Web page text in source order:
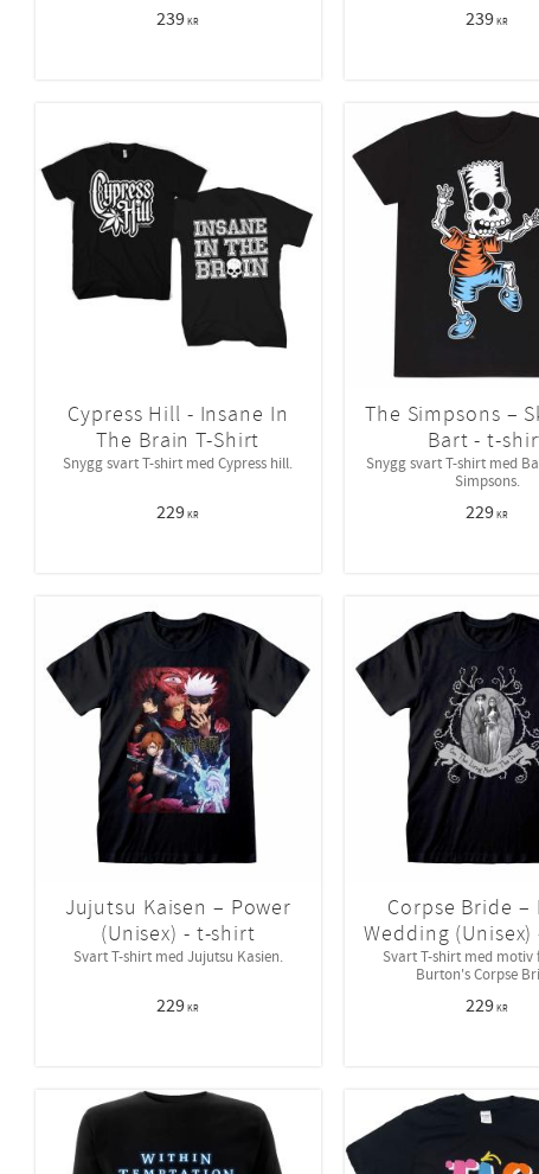
239KR 239KR
Cypress Hill - Insane In
The Brain T-Shirt
Snygg svart T-shirt med Cypress hill.
229KR
The Simpsons –
Bart - t-
Snygg svart T-shirt med
Simpsons.
229KR
Jujutsu Kaisen – Power
(Unisex) - t-shirt
Svart T-shirt med Jujutsu Kasien.
229KR
Corpse Bride –
Wedding
Svart T-shirt med motiv
Burton's Corpse
229KR